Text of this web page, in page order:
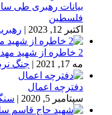
بیانات رهبری طی
فلسطین
اکتبر 12, 2023
|
2 خاطره از شهید مهدی زین الدین
مه 17, 2021
| جنگ
دفترچه اعمال
سپتامبر 5, 2020
|